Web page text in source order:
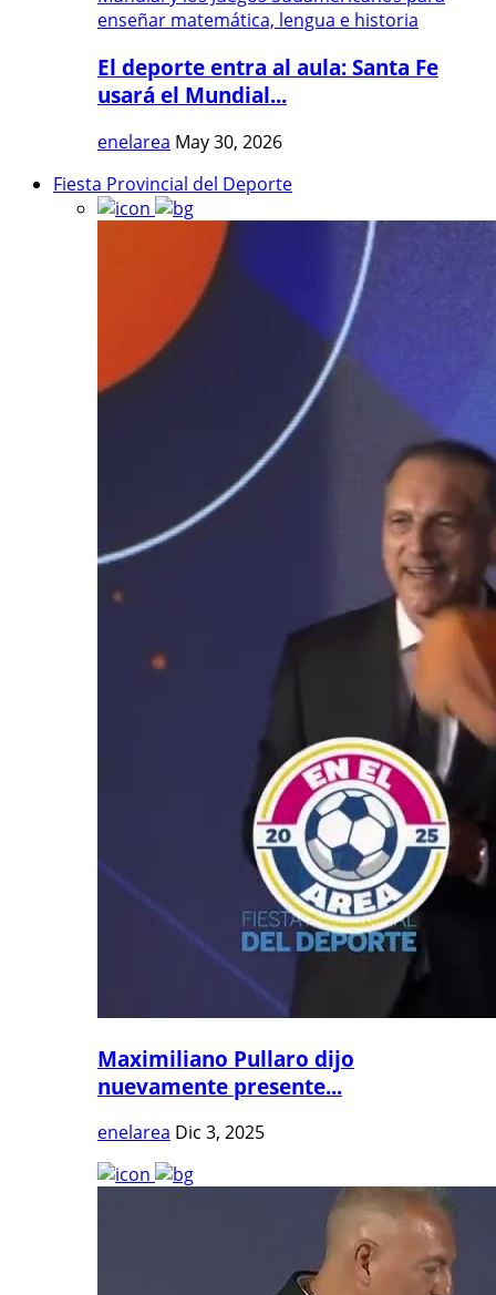
El deporte entra al aula: Santa Fe
usará el Mundial...
enelarea May 30, 2026
Fiesta Provincial del Deporte
Maximiliano Pullaro dijo
nuevamente presente...
enelarea Dic 3, 2025